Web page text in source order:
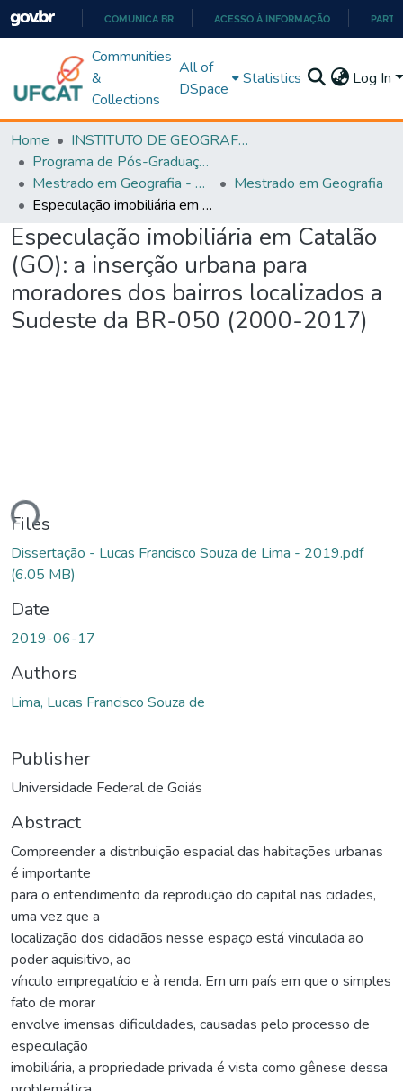
PARA
O
COMUNICA BR ACESSO À INFORMAÇÃO
Communities
&
Collections
All of
DSpace
Statistics Log In
Home
INSTITUTO DE GEOGRAFIA
Programa de Pós-Graduação em Geografia - PPGGEO
Mestrado em Geografia - PPGGEO
Mestrado em Geografia
Especulação imobiliária em Catalão (GO): a inserção urbana para moradores dos bairros localizados a Sudeste da BR-050 (2000-2017)
Especulação imobiliária em Catalão
(GO): a inserção urbana para
moradores dos bairros localizados a
Sudeste da BR-050 (2000-2017)
Files
Dissertação - Lucas Francisco Souza de Lima - 2019.pdf
(6.05 MB)
Date
2019-06-17
Authors
Lima, Lucas Francisco Souza de
Publisher
Universidade Federal de Goiás
Abstract
Compreender a distribuição espacial das habitações urbanas
é importante
para o entendimento da reprodução do capital nas cidades,
uma vez que a
localização dos cidadãos nesse espaço está vinculada ao
poder aquisitivo, ao
vínculo empregatício e à renda. Em um país em que o simples
fato de morar
envolve imensas dificuldades, causadas pelo processo de
especulação
imobiliária, a propriedade privada é vista como gênese dessa